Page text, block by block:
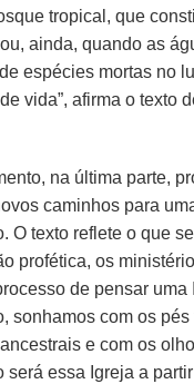
tropical, que
ainda, quando as
espécies mortas no
vida”, afirma o texto
na última parte,
caminhos para
O texto reflete o que
profética, os
de pensar uma
sonhamos com os
e com os
será essa Igreja a